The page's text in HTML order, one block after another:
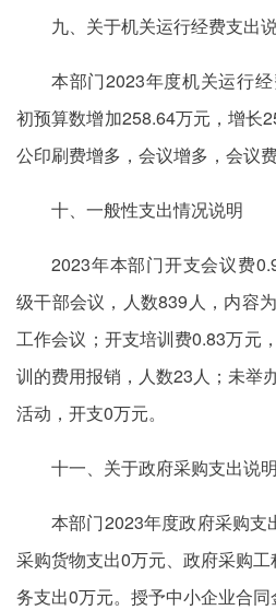
九、关于机关运行经费支出
本部门2023年度机关运行
初预算数增加258.64万元，增长
公印刷费增多，会议增多，会议
十、一般性支出情况说明
2023年本部门开支会议费
级干部会议，人数839人，内容
工作会议；开支培训费0.83万元
训的费用报销，人数23人；未举
活动，开支0万元。
十一、关于政府采购支出说明
本部门2023年度政府采购
采购货物支出0万元、政府采购
务支出0万元。授予中小企业合